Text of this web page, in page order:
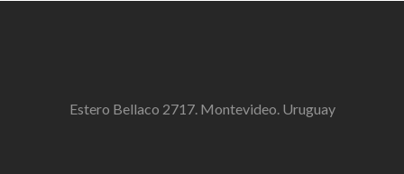
Estero Bellaco 2717. Montevideo. Uruguay